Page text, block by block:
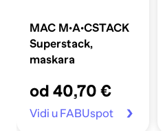
MAC M·A·CSTACK
Superstack,
maskara
od 40,70 €
Vidi u FABUspot